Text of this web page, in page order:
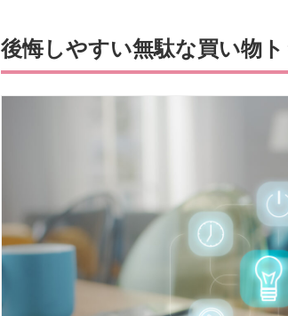
後悔しやすい無駄な買い物ト